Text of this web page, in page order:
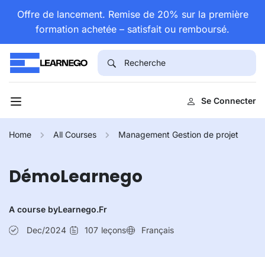
Offre de lancement. Remise de 20% sur la première
formation achetée – satisfait ou remboursé.
Se Connecter
Home All Courses Management Gestion de projet
DémoLearnego
A course byLearnego.fr
Dec/2024 107 leçons Français